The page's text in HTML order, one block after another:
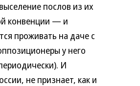
послов из их
конвенции — и
проживать на даче с
у него
И
не признает, как и